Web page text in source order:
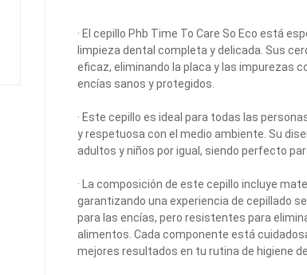
· El cepillo Phb Time To Care So Eco está
limpieza dental completa y delicada. Sus
eficaz, eliminando la placa y las impurezas
encías sanos y protegidos.
· Este cepillo es ideal para todas las
y respetuosa con el medio ambiente. Su
adultos y niños por igual, siendo perfecto
· La composición de este cepillo incluye
garantizando una experiencia de cepillado
para las encías, pero resistentes para
alimentos. Cada componente está
mejores resultados en tu rutina de higiene